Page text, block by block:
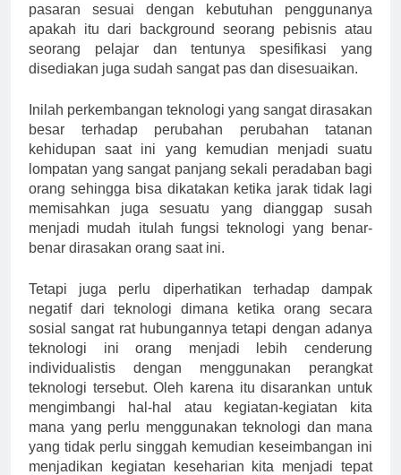
pasaran sesuai dengan kebutuhan penggunanya
apakah itu dari background seorang pebisnis atau
seorang pelajar dan tentunya spesifikasi yang
disediakan juga sudah sangat pas dan disesuaikan.
Inilah perkembangan teknologi yang sangat dirasakan
besar terhadap perubahan perubahan tatanan
kehidupan saat ini yang kemudian menjadi suatu
lompatan yang sangat panjang sekali peradaban bagi
orang sehingga bisa dikatakan ketika jarak tidak lagi
memisahkan juga sesuatu yang dianggap susah
menjadi mudah itulah fungsi teknologi yang benar-
benar dirasakan orang saat ini.
Tetapi juga perlu diperhatikan terhadap dampak
negatif dari teknologi dimana ketika orang secara
sosial sangat rat hubungannya tetapi dengan adanya
teknologi ini orang menjadi lebih cenderung
individualistis dengan menggunakan perangkat
teknologi tersebut. Oleh karena itu disarankan untuk
mengimbangi hal-hal atau kegiatan-kegiatan kita
mana yang perlu menggunakan teknologi dan mana
yang tidak perlu singgah kemudian keseimbangan ini
menjadikan kegiatan keseharian kita menjadi tepat